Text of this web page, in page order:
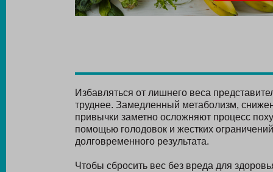
Избавляться от лишнего веса
труднее. Замедленный метаболизм,
привычки заметно осложняют процесс
помощью голодовок и жестких
долговременного результата.
Чтобы сбросить вес без вреда для